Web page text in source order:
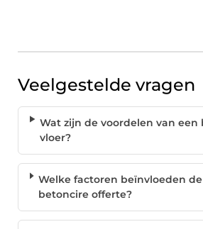
Veelgestelde vragen
Wat zijn de voordelen van een
vloer?
Welke factoren beïnvloeden
betoncire offerte?